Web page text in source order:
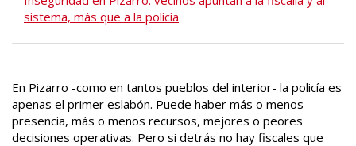
sistema, más que a la policía
En Pizarro -como en tantos pueblos del interior- la policía es
apenas el primer eslabón. Puede haber más o menos
presencia, más o menos recursos, mejores o peores
decisiones operativas. Pero si detrás no hay fiscales que